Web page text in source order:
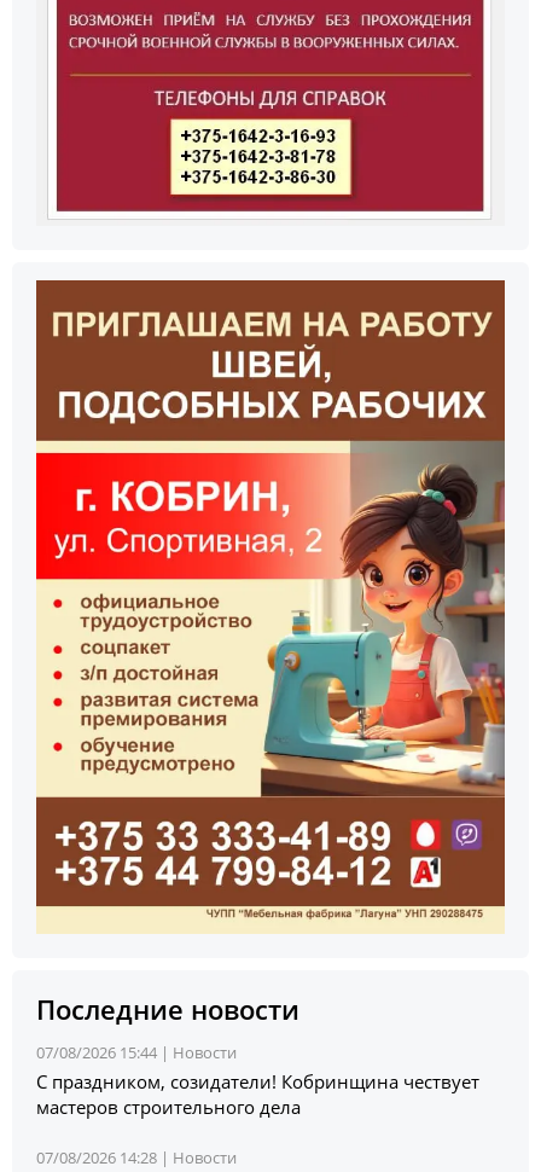
Последние новости
07/08/2026 15:44 | Новости
С праздником, созидатели! Кобринщина чествует
мастеров строительного дела
07/08/2026 14:28 | Новости